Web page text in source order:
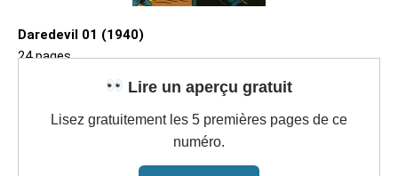
Daredevil 01 (1940)
24 pages
Lire un aperçu gratuit
Lisez gratuitement les 5 premières pages de ce
numéro.